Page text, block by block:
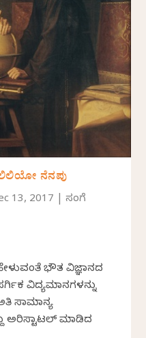
ನೆನಪು
13, 2017 |ಸಂಪಿಗೆ
ಭೌತ ವಿಜ್ಞಾನದ
ವಿದ್ಯಮಾನಗಳನ್ನು
ಸಾಮಾನ್ಯ
ಅರಿಸ್ಟಾಟಲ್ ಮಾಡಿದ